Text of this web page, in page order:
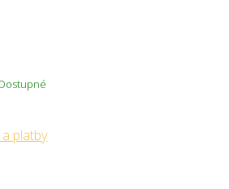
Dostupné
platby